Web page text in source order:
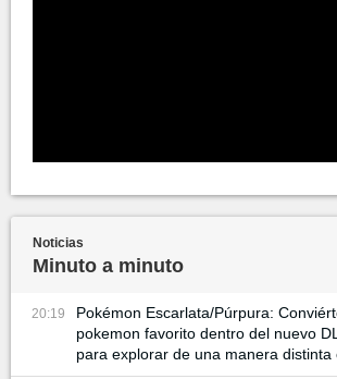
Noticias
Minuto a minuto
20:19
Pokémon Escarlata/Púrpura:
pokemon favorito dentro del nuevo
para explorar de una manera distinta